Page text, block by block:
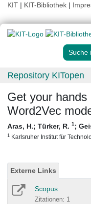
KIT | KIT-Bibliothek |
Suche
Repository KITopen
Get your
Word2Vec
Aras, H.; Türker, R. 1;
1 Karlsruher Institut für
Externe Links
Scopus
Zitationen: 1